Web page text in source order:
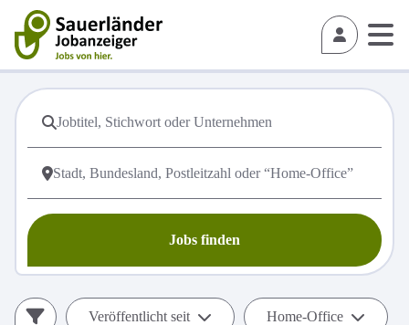
Jobs finden
Veröffentlicht seit Home-Office